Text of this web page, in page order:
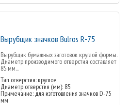
Вырубщик значков Bulros R-75
Вырубщик бумажных заготовок круглой формы.
Диаметр производимого отверстия составляет
85 мм...
Тип отверстия: круглое
Диаметр отверстия (мм): 85
Примечание: для изготовления значков D-75
мм